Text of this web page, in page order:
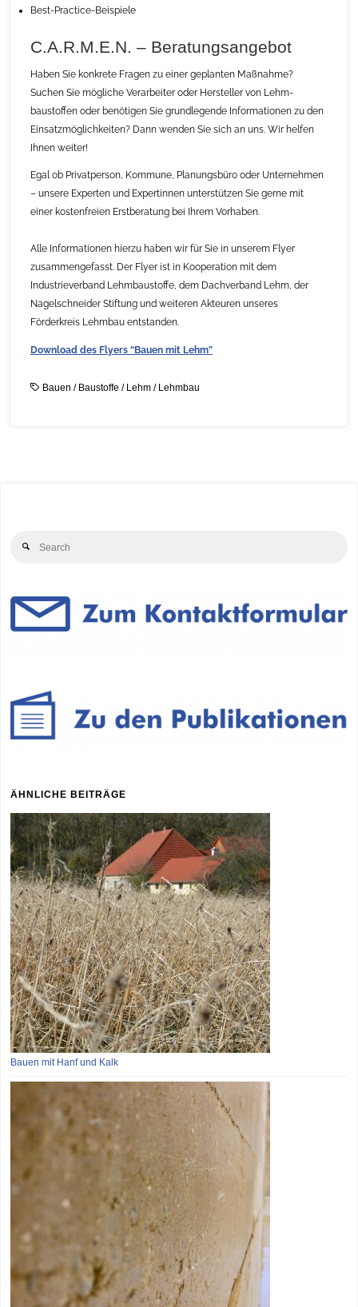
Best-Practice-Beispiele
C.A.R.M.E.N. – Beratungsangebot
Haben Sie konkrete Fragen zu einer geplanten Maßnahme?
Suchen Sie mögliche Verarbeiter oder Hersteller von Lehm­
baustoffen oder benötigen Sie grundlegende Informationen zu den
Einsatzmöglichkeiten? Dann wenden Sie sich an uns. Wir helfen
Ihnen weiter!
Egal ob Privatperson, Kommune, Planungsbüro oder Un­ternehmen
– unsere Experten und Expertinnen unterstützen Sie gerne mit
einer kostenfreien Erstberatung bei Ihrem Vor­haben.
Alle Informationen hierzu haben wir für Sie in unserem Flyer
zusammengefasst. Der Flyer ist in Kooperation mit dem
Industrieverband Lehmbaustoffe, dem Dachverband Lehm, der
Nagelschneider Stiftung und weiteren Akteuren unseres
Förderkreis Lehmbau entstanden.
Download des Flyers “Bauen mit Lehm”
Bauen / Baustoffe / Lehm/ Lehmbau
Search
ÄHNLICHE BEITRÄGE
Bauen mit Hanf und Kalk